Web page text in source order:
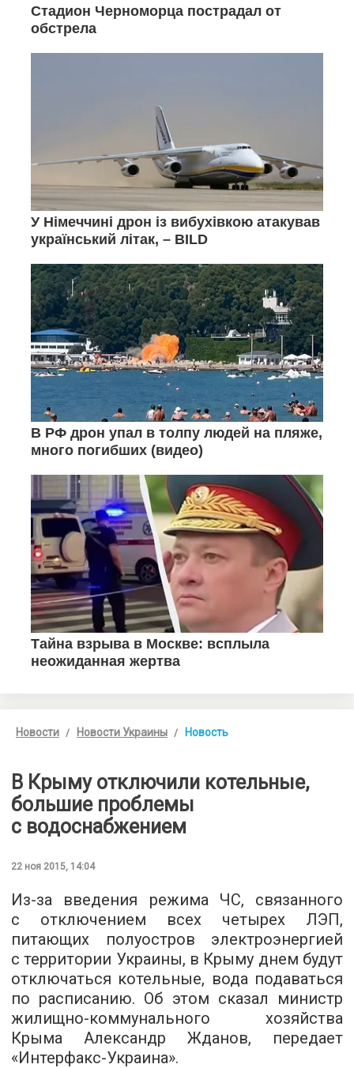
Новости Новости Украины Новость
В Крыму отключили котельные,
большие проблемы
с водоснабжением
22 ноя 2015, 14:04
Из-за введения режима ЧС, связанного
с отключением всех четырех ЛЭП,
питающих полуостров электроэнергией
с территории Украины, в Крыму днем будут
отключаться котельные, вода подаваться
по расписанию. Об этом сказал министр
жилищно-коммунального хозяйства
Крыма Александр Жданов, передает
«Интерфакс-Украина».